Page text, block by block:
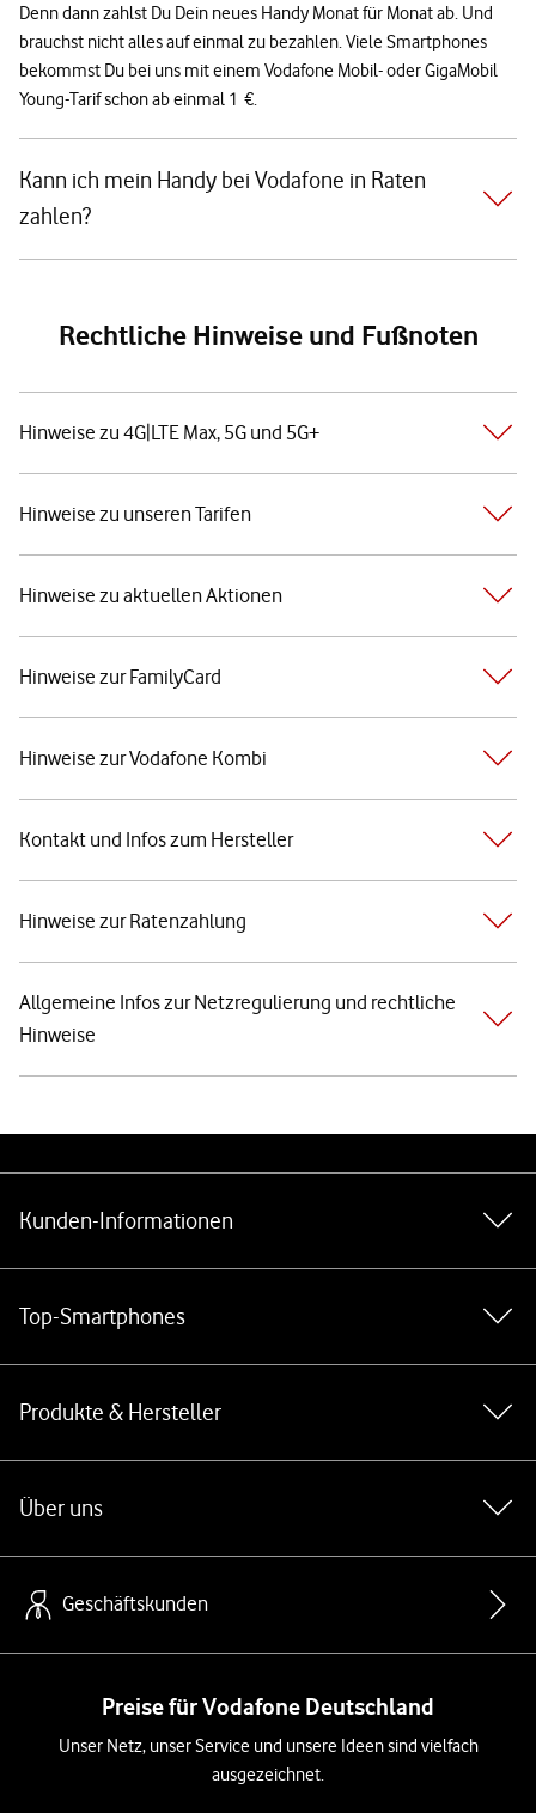
Denn dann zahlst Du Dein neues Handy Monat für Monat ab. Und
brauchst nicht alles auf einmal zu bezahlen. Viele Smartphones
bekommst Du bei uns mit einem Vodafone Mobil- oder GigaMobil
Young-Tarif schon ab einmal 1 €.
Kann ich mein Handy bei Vodafone in Raten
zahlen?
Rechtliche Hinweise und Fußnoten
Hinweise zu 4G|LTE Max, 5G und 5G+
Hinweise zu unseren Tarifen
Hinweise zu aktuellen Aktionen
Hinweise zur FamilyCard
Hinweise zur Vodafone Kombi
Kontakt und Infos zum Hersteller
Hinweise zur Ratenzahlung
Allgemeine Infos zur Netzregulierung und rechtliche
Hinweise
Kunden-Informationen
Top-Smartphones
Produkte & Hersteller
Über uns
Geschäftskunden
Preise für Vodafone Deutschland
Unser Netz, unser Service und unsere Ideen sind vielfach
ausgezeichnet.